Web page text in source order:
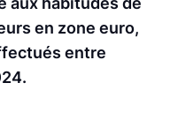
en zone euro,
entre